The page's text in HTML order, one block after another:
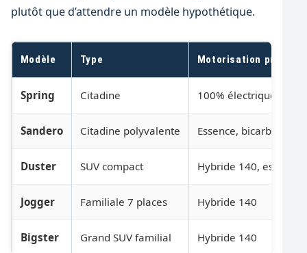
plutôt que d’attendre un modèle hypothétique.
Modèle Type Motorisation
Spring Citadine 100% électrique
Sandero Citadine polyvalente Essence, bicarburation
Duster SUV compact Hybride 140, essence
Jogger Familiale 7 places Hybride 140
Bigster Grand SUV familial Hybride 140